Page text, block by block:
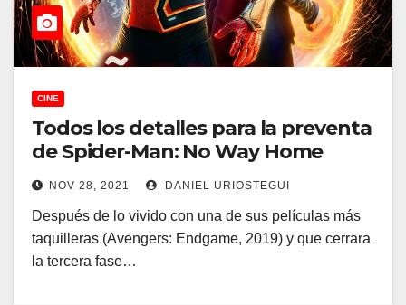
CINE
Todos los detalles para la preventa
de Spider-Man: No Way Home
NOV 28, 2021 DANIEL URIOSTEGUI
Después de lo vivido con una de sus películas más
taquilleras (Avengers: Endgame, 2019) y que cerrara
la tercera fase…